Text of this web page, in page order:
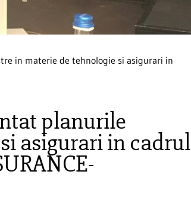
in materie de tehnologie si asigurari in
planurile
asigurari in cadrul